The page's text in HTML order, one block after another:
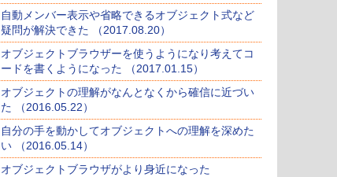
自動メンバー表示や省略できるオブジェクト式など
疑問が解決できた （2017.08.20）
オブジェクトブラウザーを使うようになり考えてコ
ードを書くようになった （2017.01.15）
オブジェクトの理解がなんとなくから確信に近づい
た （2016.05.22）
自分の手を動かしてオブジェクトへの理解を深めた
い （2016.05.14）
オブジェクトブラウザがより身近になった